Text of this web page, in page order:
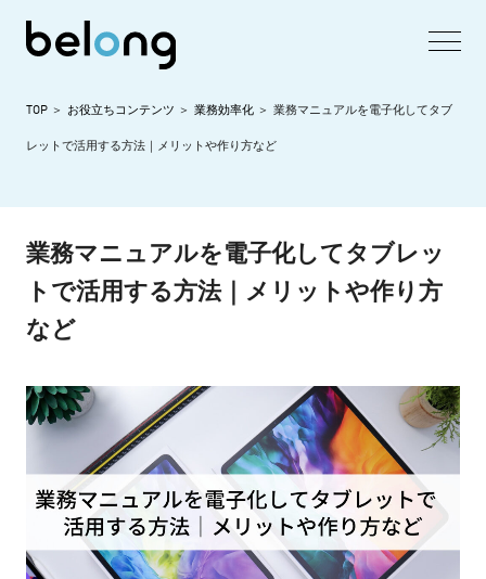
TOP お役立ちコンテンツ 業務効率化 業務マニュアルを電子化してタブ
レットで活用する方法｜メリットや作り方など
業務マニュアルを電子化してタブレッ
トで活用する方法｜メリットや作り方
など